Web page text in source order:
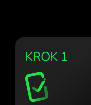
KROK 1